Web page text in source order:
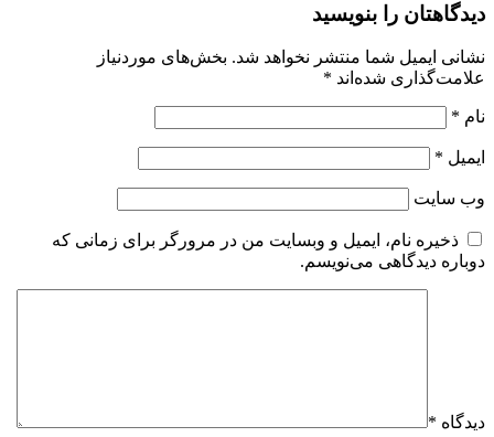
دیدگاهتان را بنویسید
نشانی ایمیل شما منتشر نخواهد شد. بخش‌های موردنیاز
علامت‌گذاری شده‌اند *
نام *
ایمیل *
وب‌ سایت
ذخیره نام، ایمیل و وبسایت من در مرورگر برای زمانی که
دوباره دیدگاهی می‌نویسم.
دیدگاه *